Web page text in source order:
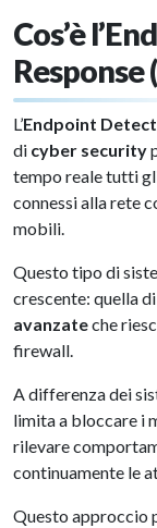
Cos’è
Response
L’Endpoint
di cyber security
tempo reale tutti
connessi alla rete
mobili.
Questo tipo di
crescente: quella
avanzateche
firewall.
A differenza dei
limita a bloccare i
rilevare
continuamente le
Questo approccio